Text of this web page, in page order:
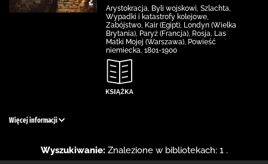
Arystokracja, Byli wojskowi, Szlachta,
Wypadki i katastrofy kolejowe,
Zabójstwo, Kair (Egipt), Londyn (Wielka
Brytania), Paryż (Francja), Rosja, Las
Matki Mojej (Warszawa), Powieść
niemiecka, 1801-1900
Więcej informacji
Wyszukiwanie: Znalezione w bibliotekach: 1 .